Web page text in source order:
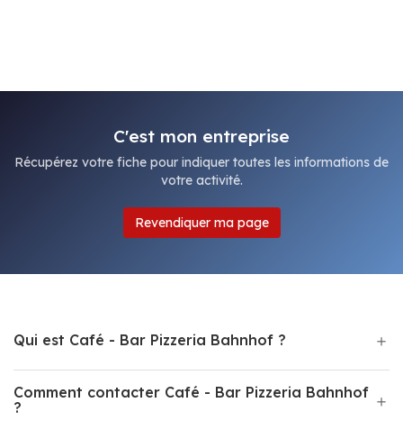
C'est mon entreprise
Récupérez votre fiche pour indiquer toutes les informations de
votre activité.
Revendiquer ma page
Qui est Café - Bar Pizzeria Bahnhof ?
Comment contacter Café - Bar Pizzeria Bahnhof
?